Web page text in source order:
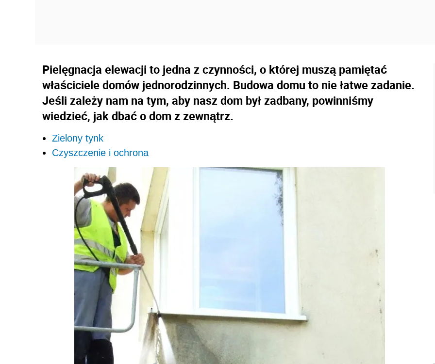
Pielęgnacja elewacji to jedna z czynności, o której muszą pamiętać
właściciele domów jednorodzinnych. Budowa domu to nie łatwe zadanie.
Jeśli zależy nam na tym, aby nasz dom był zadbany, powinniśmy
wiedzieć, jak dbać o dom z zewnątrz.
Zielony tynk
Czyszczenie i ochrona